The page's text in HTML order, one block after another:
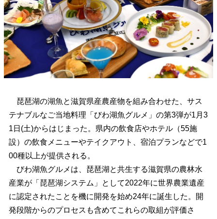
琵琶湖の湖魚と滋賀県産農産物を組み合わせた、サス
テナブルなご当地料理「びわ湖魚グルメ」の第3弾が1月3
1日(土)からはじまった。県内の飲食店やホテル（55施
設）の飲食メニューやテイクアウト、宿泊プランなどで1
00種以上が提供される。
びわ湖魚グルメは、琵琶湖と共生する滋賀県の農林水
産業が「琵琶湖システム」として2022年に世界農業遺産
に認定されたことを機に開発を始め24年に誕生した。開
発段階からのプロセスも含めてこれらの取組が評価さ